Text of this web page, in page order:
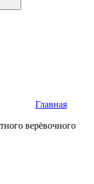
Главная
верёвочного